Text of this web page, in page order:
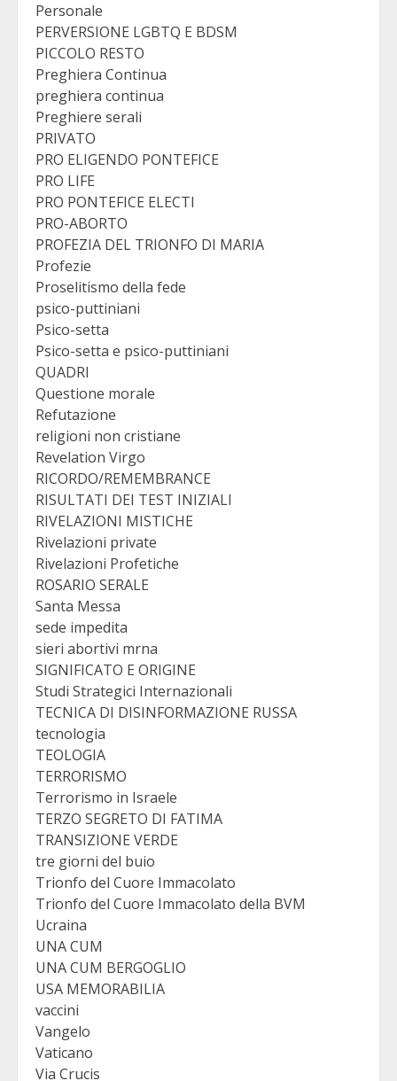
Personale
PERVERSIONE LGBTQ E BDSM
PICCOLO RESTO
Preghiera Continua
preghiera continua
Preghiere serali
PRIVATO
PRO ELIGENDO PONTEFICE
PRO LIFE
PRO PONTEFICE ELECTI
PRO-ABORTO
PROFEZIA DEL TRIONFO DI MARIA
Profezie
Proselitismo della fede
psico-puttiniani
Psico-setta
Psico-setta e psico-puttiniani
QUADRI
Questione morale
Refutazione
religioni non cristiane
Revelation Virgo
RICORDO/REMEMBRANCE
RISULTATI DEI TEST INIZIALI
RIVELAZIONI MISTICHE
Rivelazioni private
Rivelazioni Profetiche
ROSARIO SERALE
Santa Messa
sede impedita
sieri abortivi mrna
SIGNIFICATO E ORIGINE
Studi Strategici Internazionali
TECNICA DI DISINFORMAZIONE RUSSA
tecnologia
TEOLOGIA
TERRORISMO
Terrorismo in Israele
TERZO SEGRETO DI FATIMA
TRANSIZIONE VERDE
tre giorni del buio
Trionfo del Cuore Immacolato
Trionfo del Cuore Immacolato della BVM
Ucraina
UNA CUM
UNA CUM BERGOGLIO
USA MEMORABILIA
vaccini
Vangelo
Vaticano
Via Crucis